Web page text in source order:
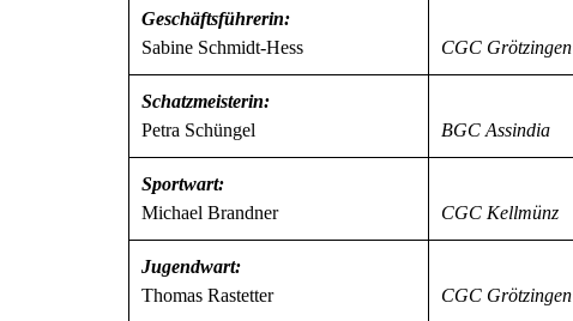
Geschäftsführerin:
Sabine Schmidt-Hess
CGC Grötzingen
Schatzmeisterin:
Petra Schüngel
BGC Assindia
Sportwart:
Michael Brandner
CGC Kellmünz
Jugendwart:
Thomas Rastetter
CGC Grötzingen